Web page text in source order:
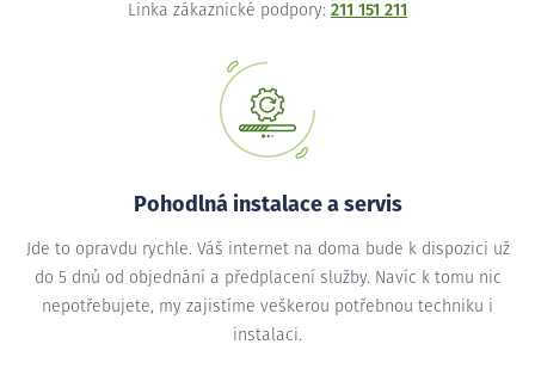
Linka zákaznické podpory: 211 151 211
Pohodlná instalace a servis
Jde to opravdu rychle. Váš internet na doma bude k dispozici už
do 5 dnů od objednání a předplacení služby. Navíc k tomu nic
nepotřebujete, my zajistíme veškerou potřebnou techniku i
instalaci.